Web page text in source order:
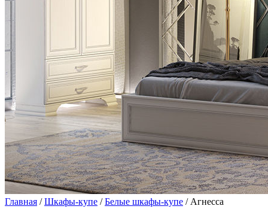
Главная /Шкафы-купе /Белые шкафы-купе / Агнесса